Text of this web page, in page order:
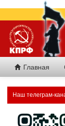
Главная
Наш телеграм-